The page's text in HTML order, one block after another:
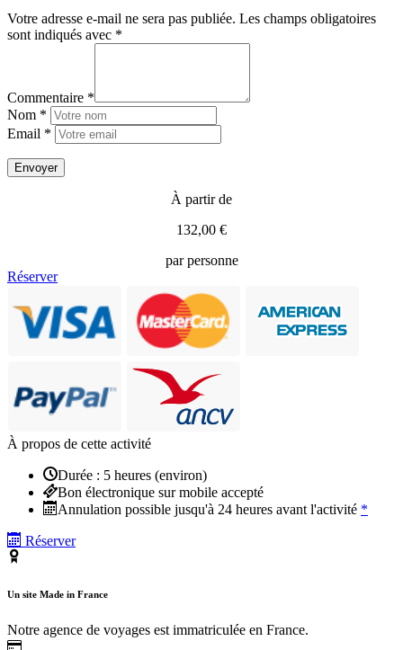
Votre adresse e-mail ne sera pas publiée. Les champs obligatoires
sont indiqués avec *
Commentaire *
Nom *
Email *
À partir de
132,00 €
par personne
Réserver
À propos de cette activité
Durée : 5 heures (environ)
Bon électronique sur mobile accepté
Annulation possible jusqu'à 24 heures avant l'activité *
Réserver
Un site Made in France
Notre agence de voyages est immatriculée en France.